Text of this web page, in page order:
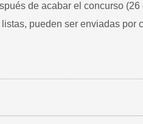
de acabar el concurso (26
pueden ser enviadas por